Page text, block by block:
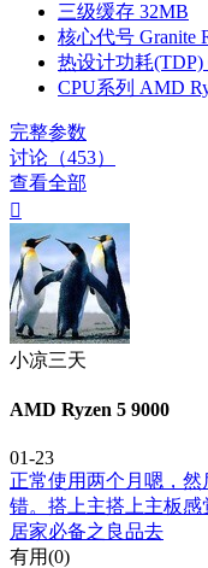
三级缓存 32MB
核心代号 Granite
热设计功耗(TDP)
CPU系列 AMD
完整参数
讨论（453）
查看全部

小凉三天
AMD Ryzen 5 9000
01-23
正常使用两个月嗯，
错。搭上主搭上主板
居家必备之良品去
有用(0)